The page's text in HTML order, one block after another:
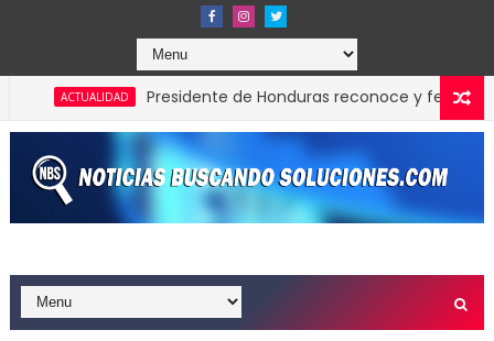
ACTUALIDAD Presidente de Honduras reconoce y felicita al